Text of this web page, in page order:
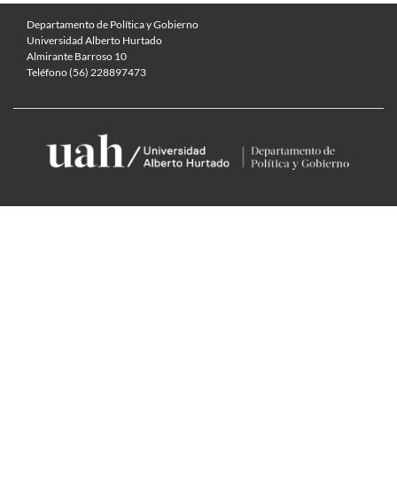
Departamento de Política y Gobierno
Universidad Alberto Hurtado
Almirante Barroso 10
Teléfono (56) 228897473